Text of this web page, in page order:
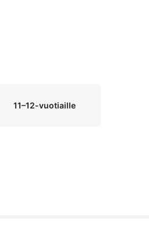
11–12-vuotiaille